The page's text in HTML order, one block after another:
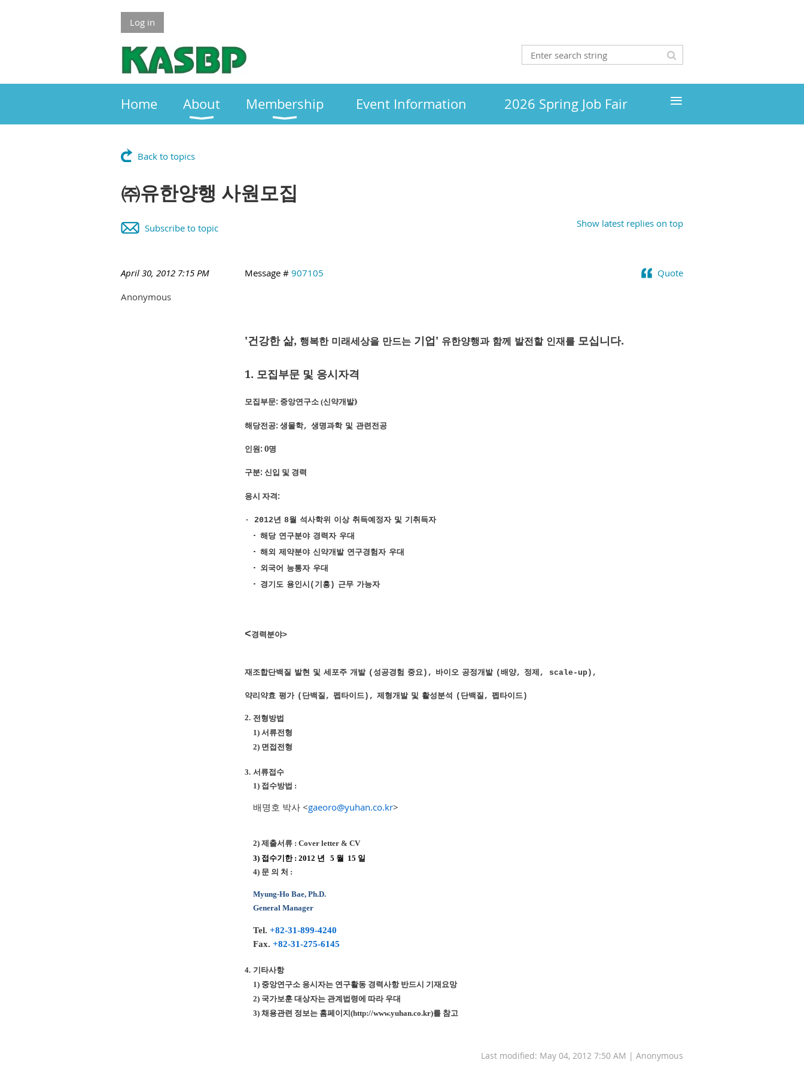
Log in
Home About Membership Event Information 2026 Spring Job Fair ≡
Back to topics
㈜유한양행 사원모집
Show latest replies on top
Subscribe to topic
April 30, 2012 7:15 PM Quote
Message # 907105
Anonymous
'건강한 삶, 행복한 미래세상을 만드는 기업' 유한양행과 함께 발전할 인재를 모십니다.
1. 모집부문 및 응시자격
모집부문: 중앙연구소 (신약개발)
해당전공: 생물학, 생명과학 및 관련전공
인원: 0명
구분: 신입 및 경력
응시 자격:
· 2012년 8월 석사학위 이상 취득예정자 및 기취득자
· 해당 연구분야 경력자 우대
· 해외 제약분야 신약개발 연구경험자 우대
· 외국어 능통자 우대
· 경기도 용인시 ( 기흥) 근무 가능자
<경력분야>
재조합단백질 발현 및 세포주 개발 (성공경험 중요), 바이오 공정개발 (배양, 정제 , scale-up),
약리약효 평가 ( 단백질 , 펩타이드), 제형개발 및 활성분석 ( 단백질 , 펩타이드)
2. 전형방법
1) 서류전형
2) 면접전형
3. 서류접수
1) 접수방법 :
배명호 박사 <gaeoro@yuhan.co.kr>
2) 제출서류 : Cover letter & CV
3) 접수기한 : 2012 년
5 월 15 일
4) 문 의 처 :
Myung-Ho Bae, Ph.D.
General Manager
Tel. +82-31-899-4240
Fax. +82-31-275-6145
4. 기타사항
1) 중앙연구소 응시자는 연구활동 경력사항 반드시 기재요망
2) 국가보훈 대상자는 관계법령에 따라 우대
3) 채용관련 정보는 홈페이지(http://www.yuhan.co.kr)를 참고
Last modified: May 04, 2012 7:50 AM | Anonymous